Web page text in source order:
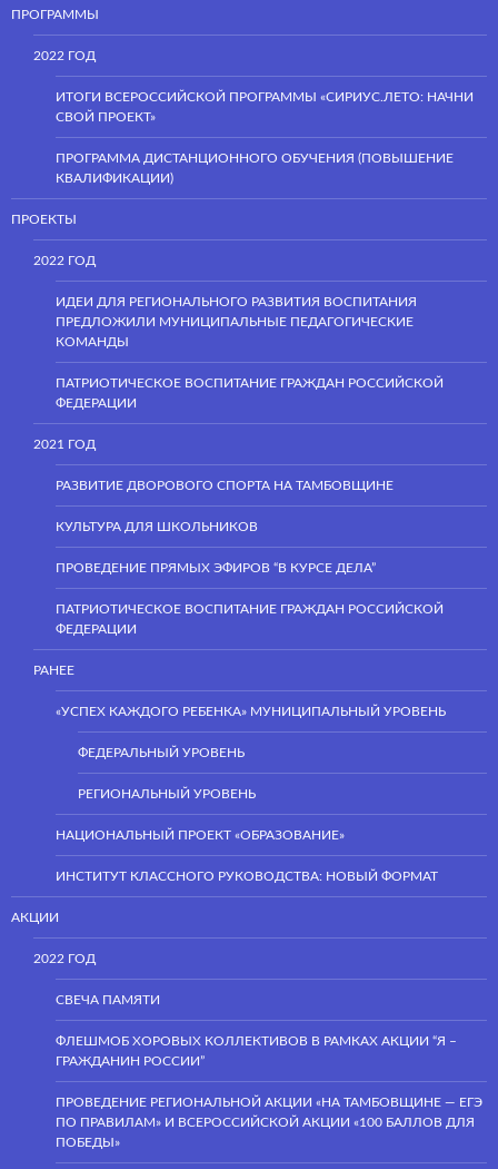
ПРОГРАММЫ
2022 ГОД
ИТОГИ ВСЕРОССИЙСКОЙ ПРОГРАММЫ «СИРИУС.ЛЕТО: НАЧНИ
СВОЙ ПРОЕКТ»
ПРОГРАММА ДИСТАНЦИОННОГО ОБУЧЕНИЯ (ПОВЫШЕНИЕ
КВАЛИФИКАЦИИ)
ПРОЕКТЫ
2022 ГОД
ИДЕИ ДЛЯ РЕГИОНАЛЬНОГО РАЗВИТИЯ ВОСПИТАНИЯ
ПРЕДЛОЖИЛИ МУНИЦИПАЛЬНЫЕ ПЕДАГОГИЧЕСКИЕ
КОМАНДЫ
ПАТРИОТИЧЕСКОЕ ВОСПИТАНИЕ ГРАЖДАН РОССИЙСКОЙ
ФЕДЕРАЦИИ
2021 ГОД
РАЗВИТИЕ ДВОРОВОГО СПОРТА НА ТАМБОВЩИНЕ
КУЛЬТУРА ДЛЯ ШКОЛЬНИКОВ
ПРОВЕДЕНИЕ ПРЯМЫХ ЭФИРОВ “В КУРСЕ ДЕЛА”
ПАТРИОТИЧЕСКОЕ ВОСПИТАНИЕ ГРАЖДАН РОССИЙСКОЙ
ФЕДЕРАЦИИ
РАНЕЕ
«УСПЕХ КАЖДОГО РЕБЕНКА» МУНИЦИПАЛЬНЫЙ УРОВЕНЬ
ФЕДЕРАЛЬНЫЙ УРОВЕНЬ
РЕГИОНАЛЬНЫЙ УРОВЕНЬ
НАЦИОНАЛЬНЫЙ ПРОЕКТ «ОБРАЗОВАНИЕ»
ИНСТИТУТ КЛАССНОГО РУКОВОДСТВА: НОВЫЙ ФОРМАТ
АКЦИИ
2022 ГОД
СВЕЧА ПАМЯТИ
ФЛЕШМОБ ХОРОВЫХ КОЛЛЕКТИВОВ В РАМКАХ АКЦИИ “Я –
ГРАЖДАНИН РОССИИ”
ПРОВЕДЕНИЕ РЕГИОНАЛЬНОЙ АКЦИИ «НА ТАМБОВЩИНЕ — ЕГЭ
ПО ПРАВИЛАМ» И ВСЕРОССИЙСКОЙ АКЦИИ «100 БАЛЛОВ ДЛЯ
ПОБЕДЫ»